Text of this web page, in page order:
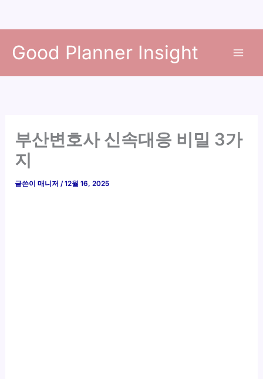
Good Planner Insight
부산변호사 신속대응 비밀 3가
지
글쓴이매니저/12월 16, 2025